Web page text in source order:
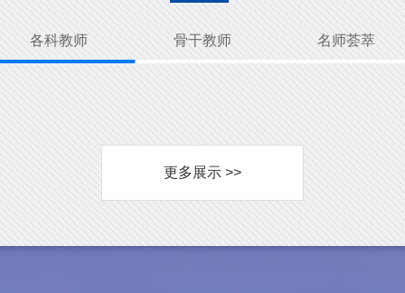
各科教师 骨干教师 名师荟萃
更多展示 >>